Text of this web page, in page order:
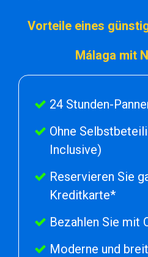
Vorteile eines
Málaga mit
24 Stunden-
Ohne
Inclusive)
Reservieren Sie
Kreditkarte*
Bezahlen Sie mit
Moderne und